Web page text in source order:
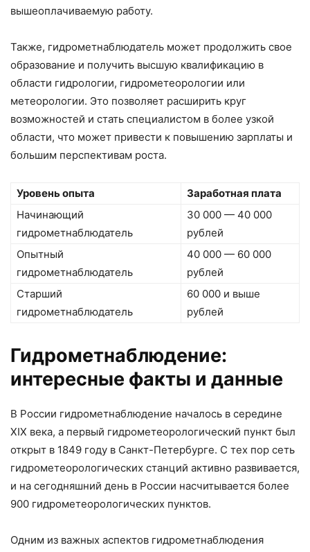
вышеоплачиваемую работу.
Также, гидрометнаблюдатель может продолжить свое
образование и получить высшую квалификацию в
области гидрологии, гидрометеорологии или
метеорологии. Это позволяет расширить круг
возможностей и стать специалистом в более узкой
области, что может привести к повышению зарплаты и
большим перспективам роста.
Уровень опыта
Заработная плата
Начинающий
гидрометнаблюдатель
30 000 — 40 000
рублей
Опытный
гидрометнаблюдатель
40 000 — 60 000
рублей
Старший
гидрометнаблюдатель
60 000 и выше
рублей
Гидрометнаблюдение:
интересные факты и данные
В России гидрометнаблюдение началось в середине
XIX века, а первый гидрометеорологический пункт был
открыт в 1849 году в Санкт-Петербурге. С тех пор сеть
гидрометеорологических станций активно развивается,
и на сегодняшний день в России насчитывается более
900 гидрометеорологических пунктов.
Одним из важных аспектов гидрометнаблюдения